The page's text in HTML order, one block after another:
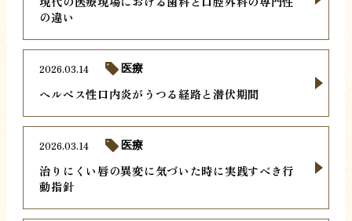
の違い
ヘルペス性口内炎がうつる経路と潜伏期間
2026.03.14 医療
治りにくい唇の異変に気づいた時に実践すべき行
動指針
2026.03.14 医療